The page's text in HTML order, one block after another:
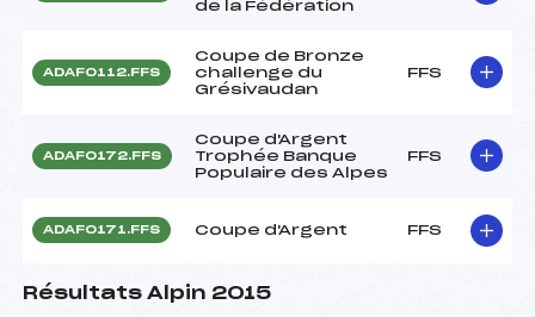
de la Fédération
ADAF0112.FFS
Coupe de Bronze
challenge du
Grésivaudan
FFS
ADAF0172.FFS
Coupe d'Argent
Trophée Banque
Populaire des Alpes
FFS
ADAF0171.FFS Coupe d'Argent FFS
Résultats Alpin 2015